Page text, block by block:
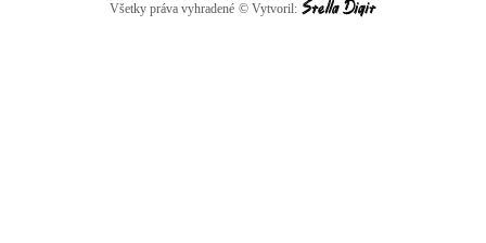
Všetky práva vyhradené © Vytvoril: